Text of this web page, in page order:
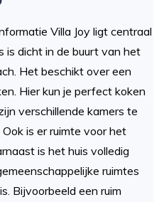
Villa Joy ligt centraal
is dicht in de buurt van het
Het beschikt over een
Hier kun je perfect koken
verschillende kamers te
Ook is er ruimte voor het
is het huis volledig
ruimtes
Bijvoorbeeld een ruim